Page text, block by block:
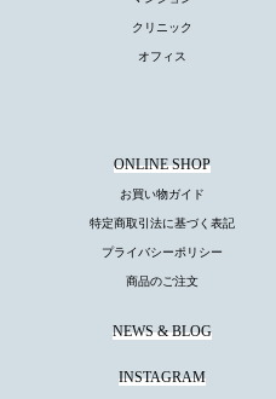
クリニック
オフィス
ONLINE SHOP
お買い物ガイド
特定商取引法に基づく表記
プライバシーポリシー
商品のご注文
NEWS & BLOG
INSTAGRAM